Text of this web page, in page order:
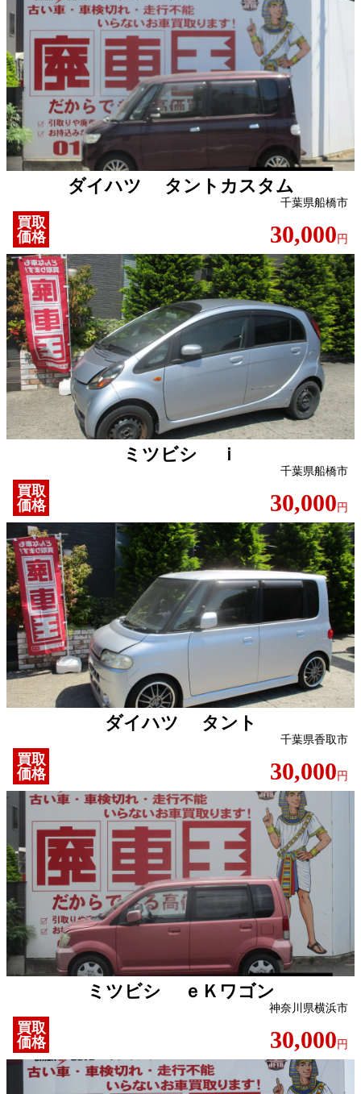
ダイハツ タントカスタム
千葉県船橋市
買取
価格
30,000 円
ミツビシ ｉ
千葉県船橋市
買取
価格
30,000 円
ダイハツ タント
千葉県香取市
買取
価格
30,000 円
ミツビシ ｅＫワゴン
神奈川県横浜市
買取
価格
30,000 円